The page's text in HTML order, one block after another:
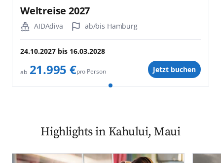
Weltreise 2027
AIDAdiva ab/bis Hamburg
24.10.2027 bis 16.03.2028
ab 21.995 €pro Person Jetzt buchen
Highlights in Kahului, Maui